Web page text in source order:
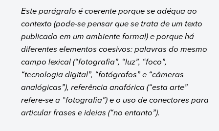
Este parágrafo é coerente porque se adéqua ao
contexto (pode-se pensar que se trata de um texto
publicado em um ambiente formal) e porque há
diferentes elementos coesivos: palavras do mesmo
campo lexical (“fotografia”, “luz”, “foco”,
“tecnologia digital”, “fotógrafos” e “câmeras
analógicas”), referência anafórica (“esta arte”
refere-se a “fotografia”) e o uso de conectores para
articular frases e ideias (“no entanto”).